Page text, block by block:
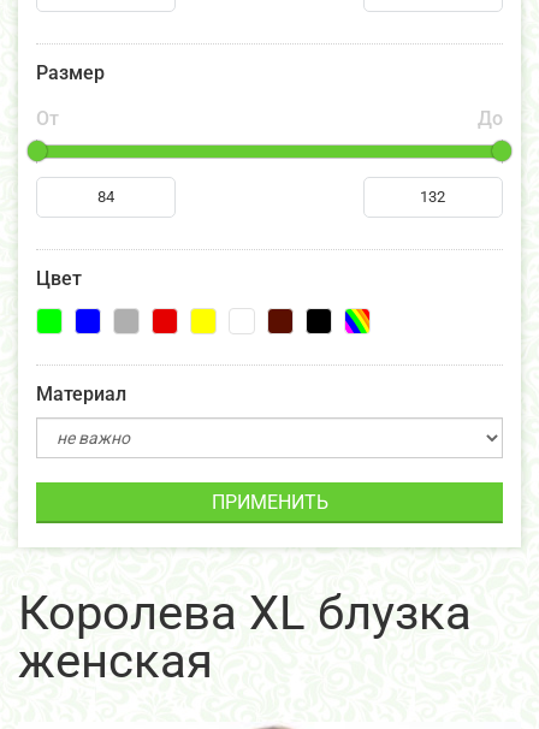
Размер
От
До
Цвет
Материал
ПРИМЕНИТЬ
Королева XL блузка
женская